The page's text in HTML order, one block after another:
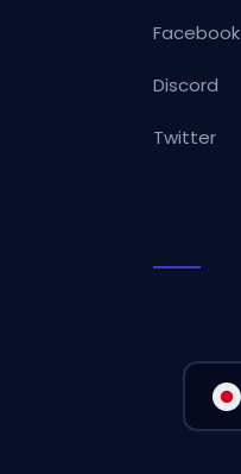
Facebook
Discord
Twitter